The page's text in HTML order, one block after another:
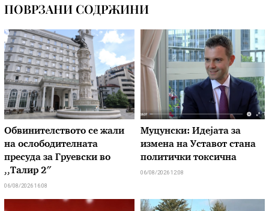
ПОВРЗАНИ СОДРЖИНИ
Обвинителството се жали
на ослободителната
пресуда за Груевски во
,,Талир 2″
06/08/2026 16:08
Муцунски: Идејата за
измена на Уставот стана
политички токсична
06/08/2026 12:08